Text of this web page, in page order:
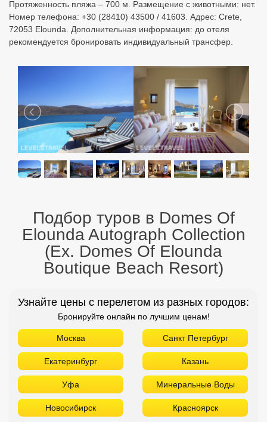
Подбор туров в Domes Of
Elounda Autograph Collection
(Ex. Domes Of Elounda
Boutique Beach Resort)
Москва Санкт Петербург
Екатеринбург
Уфа Минеральные Воды
Н. Новгород Оренбург
Пенза Пермь
Самара Томск
Тюмень Челябинск